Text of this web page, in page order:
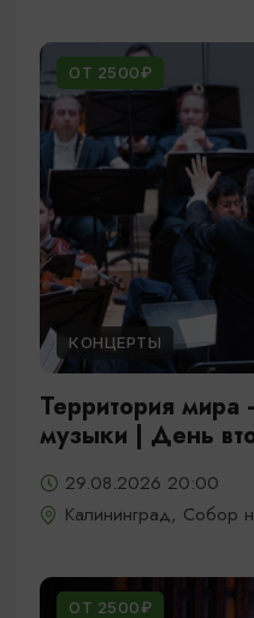
ОТ 2500₽
КОНЦЕРТЫ
Территория мира
музыки | День
29.08.2026 20:00
Калининград, Собор
ОТ 2500₽